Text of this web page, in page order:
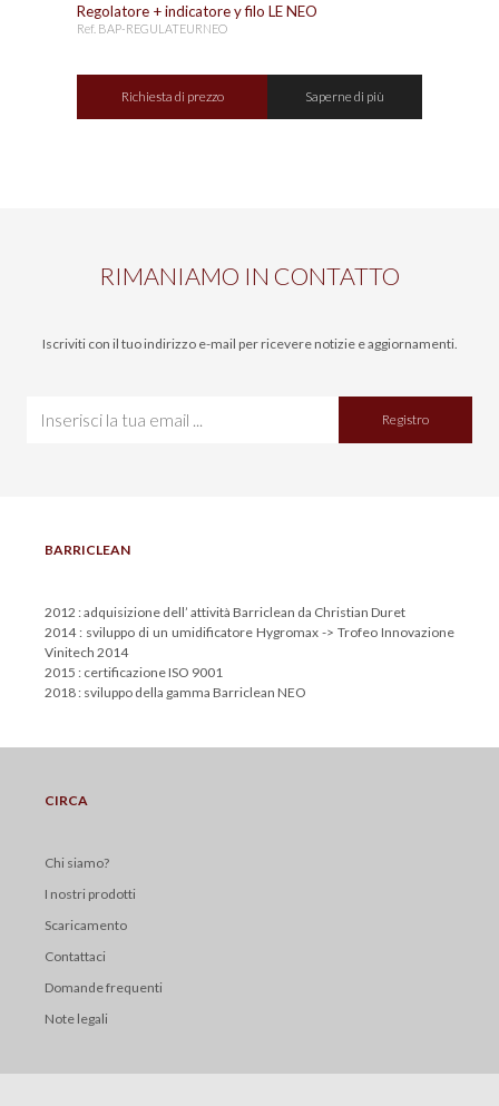
Regolatore + indicatore y filo LE NEO
Ref. BAP-REGULATEURNEO
Richiesta di prezzo Saperne di più
RIMANIAMO IN CONTATTO
Iscriviti con il tuo indirizzo e-mail per ricevere notizie e aggiornamenti.
Registro
BARRICLEAN
2012 : adquisizione dell’ attività Barriclean da Christian Duret
2014 : sviluppo di un umidificatore Hygromax -> Trofeo Innovazione
Vinitech 2014
2015 : certificazione ISO 9001
2018 : sviluppo della gamma Barriclean NEO
CIRCA
Chi siamo?
I nostri prodotti
Scaricamento
Contattaci
Domande frequenti
Note legali